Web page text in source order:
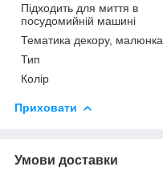
Підходить для миття в
посудомийній машині
Тематика декору, малюнка
Тип
Колір
Приховати
Умови доставки